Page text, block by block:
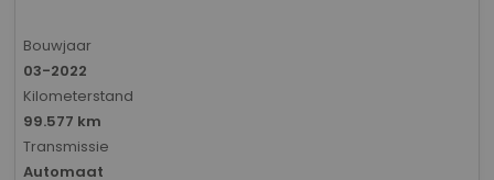
Bouwjaar
03-2022
Kilometerstand
99.577 km
Transmissie
Automaat